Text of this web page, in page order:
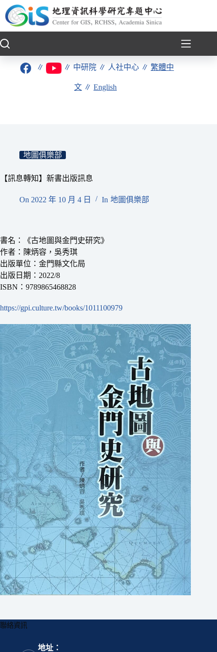
至
要
∥ ∥ 中研院 ∥ 人社中心 ∥繁體中
文 ∥English
地圖俱樂部
【訊息轉知】新書出版訊息
On 2022 年 10 月 4 日 In 地圖俱樂部
書名：《古地圖與金門史研究》
作者：陳炳容，吳秀琪
出版單位：金門縣文化局
出版日期：2022/8
ISBN：9789865468828
https://gpi.culture.tw/books/1011100979
聯絡資訊
地址：